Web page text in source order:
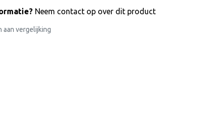
Neem contact op over dit product
aan vergelijking